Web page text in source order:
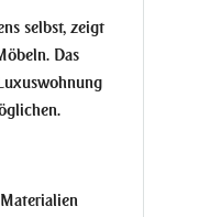
selbst, zeigt
Das